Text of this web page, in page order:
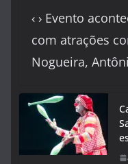
‹ › Evento
com atrações
Nogueira,